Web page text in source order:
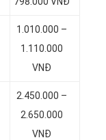
1.010.000 –
1.110.000
VNĐ
2.450.000 –
2.650.000
VNĐ